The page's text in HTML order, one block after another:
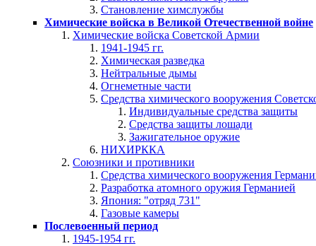
Становление химслужбы
Химические войска в Великой Отечественной войне
Химические войска Советской Армии
1941-1945 гг.
Химическая разведка
Нейтральные дымы
Огнеметные части
Средства химического вооружения
Индивидуальные средства защиты
Средства защиты лошади
Зажигательное оружие
НИХИРККА
Союзники и противники
Средства химического вооружения
Разработка атомного оружия Германией
Япония: "отряд 731"
Газовые камеры
Послевоенный период
1945-1954 гг.